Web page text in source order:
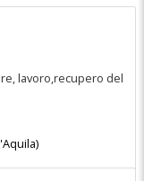
lavoro,recupero del